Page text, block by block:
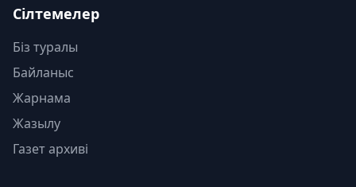
Сілтемелер
Біз туралы
Байланыс
Жарнама
Жазылу
Газет архиві